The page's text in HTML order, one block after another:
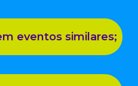
eventos similares;